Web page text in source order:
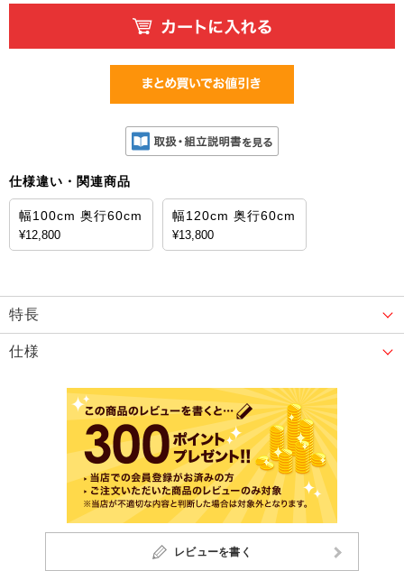
仕様違い・関連商品
幅100cm 奥行60cm
¥12,800
幅120cm 奥行60cm
¥13,800
特長
仕様
レビューを書く